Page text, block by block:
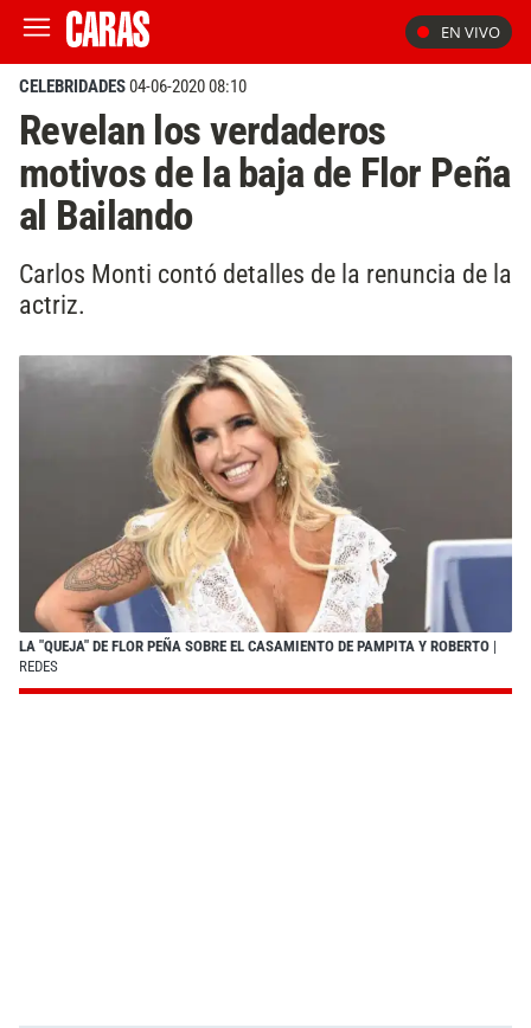
EN VIVO
CELEBRIDADES04-06-2020 08:10
Revelan los verdaderos
motivos de la baja de Flor Peña
al Bailando
Carlos Monti contó detalles de la renuncia de la
actriz.
LA "QUEJA" DE FLOR PEÑA SOBRE EL CASAMIENTO DE PAMPITA Y ROBERTO |
REDES